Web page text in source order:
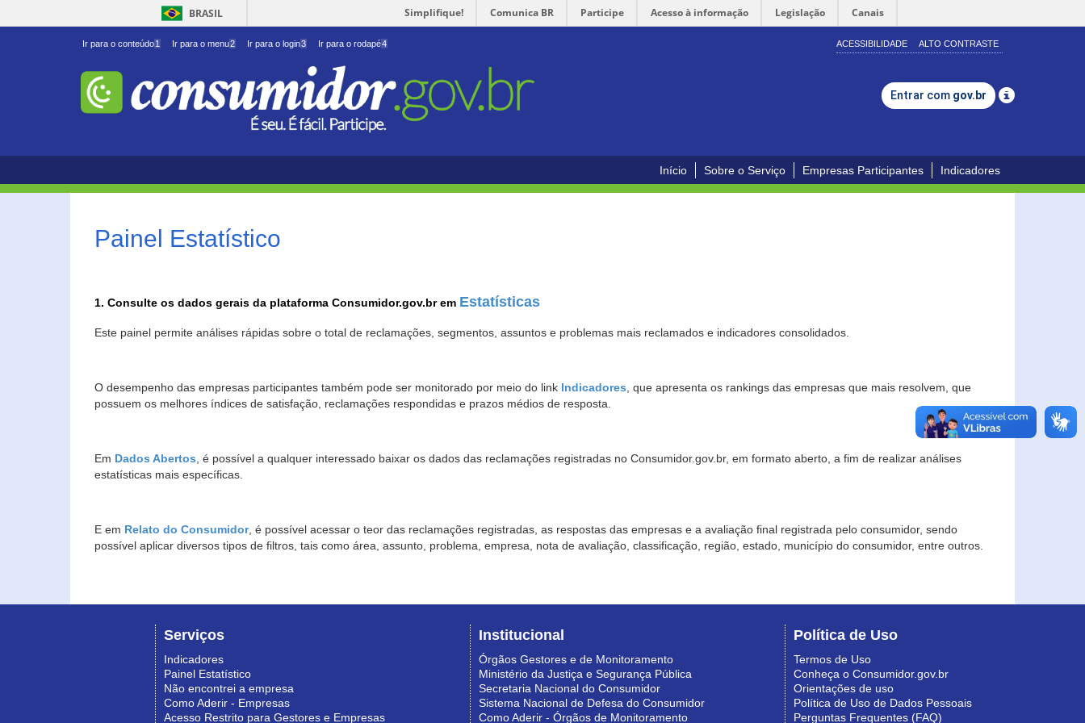
BRASIL Simplifique! Comunica BR Participe Acesso à informação Legislação Canais
Ir para o conteúdo1 Ir para o menu2 Ir para o login3 Ir para o rodapé4 ACESSIBILIDADE ALTO CONTRASTE
Entrar com gov.br
Início Sobre o Serviço Empresas Participantes Indicadores
Painel Estatístico
1. Consulte os dados gerais da plataforma Consumidor.gov.br em Estatísticas
Este painel permite análises rápidas sobre o total de reclamações, segmentos, assuntos e problemas mais reclamados e indicadores consolidados.
O desempenho das empresas participantes também pode ser monitorado por meio do link Indicadores, que apresenta os rankings das empresas que mais resolvem, que
possuem os melhores índices de satisfação, reclamações respondidas e prazos médios de resposta.
Em Dados Abertos, é possível a qualquer interessado baixar os dados das reclamações registradas no Consumidor.gov.br, em formato aberto, a fim de realizar análises
estatísticas mais específicas.
E em Relato do Consumidor, é possível acessar o teor das reclamações registradas, as respostas das empresas e a avaliação final registrada pelo consumidor, sendo
possível aplicar diversos tipos de filtros, tais como área, assunto, problema, empresa, nota de avaliação, classificação, região, estado, município do consumidor, entre outros.
Serviços
Indicadores
Painel Estatístico
Não encontrei a empresa
Como Aderir - Empresas
Acesso Restrito para Gestores e Empresas
Institucional
Órgãos Gestores e de Monitoramento
Ministério da Justiça e Segurança Pública
Secretaria Nacional do Consumidor
Sistema Nacional de Defesa do Consumidor
Como Aderir - Órgãos de Monitoramento
Política de Uso
Termos de Uso
Conheça o Consumidor.gov.br
Orientações de uso
Política de Uso de Dados Pessoais
Perguntas Frequentes (FAQ)